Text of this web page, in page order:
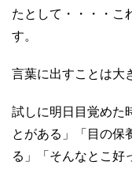
たとして・・・・こ
す。
言葉に出すことは大
試しに明日目覚めた
とがある」「目の保
る」「そんなとこ好